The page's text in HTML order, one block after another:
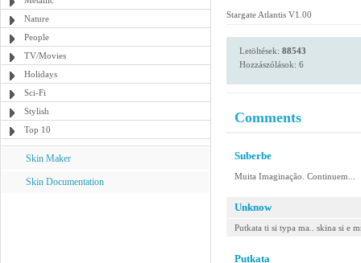
Nature
People
TV/Movies
Holidays
Sci-Fi
Stylish
Top 10
Skin Maker
Skin Documentation
Stargate Atlantis V1.00
Letöltések: 88543
Hozzászólások: 6
Comments
Suberbe
Muita Imaginação. Continuem...
Unknow
Putkata ti si typa ma.. skina si e
Putkata